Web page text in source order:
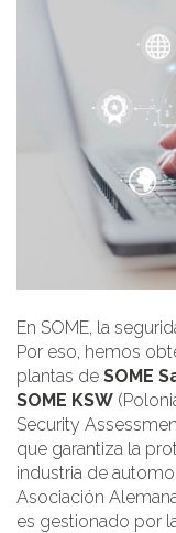
En SOME, la
Por eso, hemos
plantas de SOME
SOME KSW
Security
que garantiza la
industria de
Asociación
es gestionado por